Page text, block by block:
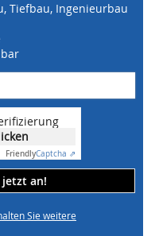
Tiefbau, Ingenieurbau
FriendlyCaptcha ⇗
jetzt an!
Sie weitere